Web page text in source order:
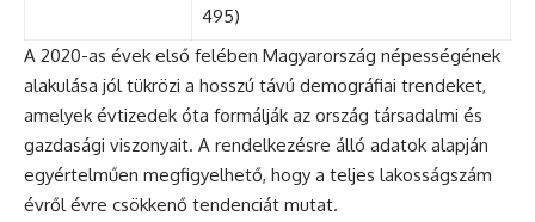
495)
A 2020-as évek első felében Magyarország népességének
alakulása jól tükrözi a hosszú távú demográfiai trendeket,
amelyek évtizedek óta formálják az ország társadalmi és
gazdasági viszonyait. A rendelkezésre álló adatok alapján
egyértelműen megfigyelhető, hogy a teljes lakosságszám
évről évre csökkenő tendenciát mutat.